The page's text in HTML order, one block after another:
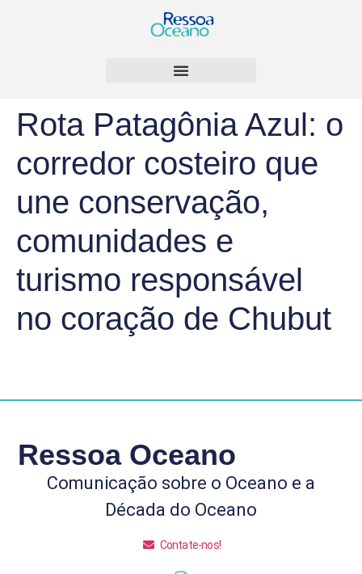
Rota Patagônia Azul: o
corredor costeiro que
une conservação,
comunidades e
turismo responsável
no coração de Chubut
Ressoa Oceano
Comunicação sobre o Oceano e a
Década do Oceano
Contate-nos!